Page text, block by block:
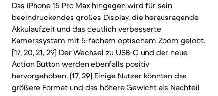
Das iPhone 15 Pro Max hingegen wird für sein
beeindruckendes großes Display, die herausragende
Akkulaufzeit und das deutlich verbesserte
Kamerasystem mit 5-fachem optischem Zoom gelobt.
[17, 20, 21, 29] Der Wechsel zu USB-C und der neue
Action Button werden ebenfalls positiv
hervorgehoben. [17, 29] Einige Nutzer könnten das
größere Format und das höhere Gewicht als Nachteil